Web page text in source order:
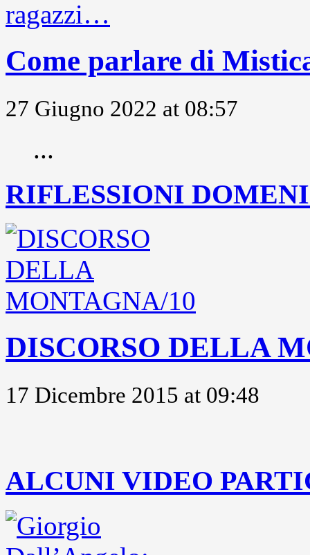
Come parlare di
27 Giugno 2022 at 08:57
...
RIFLESSIONI
DISCORSO DELLA
17 Dicembre 2015 at 09:48
ALCUNI VIDEO